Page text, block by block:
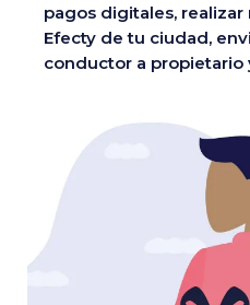
pagos digitales,
Efecty de tu ciudad,
conductor a propietario